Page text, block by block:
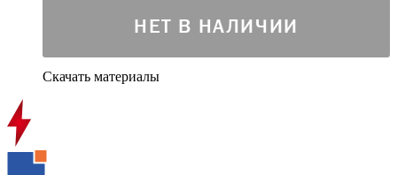
НЕТ В НАЛИЧИИ
Скачать материалы